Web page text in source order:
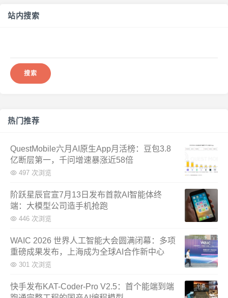
站内搜索
热门推荐
QuestMobile六月AI原生App月活榜：豆包3.8
亿断层第一，千问增速暴涨近58倍
497 次浏览
阶跃星辰官宣7月13日发布首款AI智能体终
端：大模型公司造手机抢跑
446 次浏览
WAIC 2026 世界人工智能大会圆满闭幕：多项
重磅成果发布，上海成为全球AI合作新中心
301 次浏览
快手发布KAT-Coder-Pro V2.5：首个能端到端